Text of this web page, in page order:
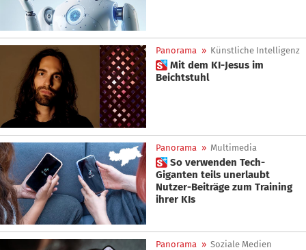
Panorama » Künstliche Intelligenz
 Mit dem KI-Jesus im
Beichtstuhl
Panorama » Multimedia
 So verwenden Tech-
Giganten teils unerlaubt
Nutzer-Beiträge zum Training
ihrer KIs
Panorama » Soziale Medien